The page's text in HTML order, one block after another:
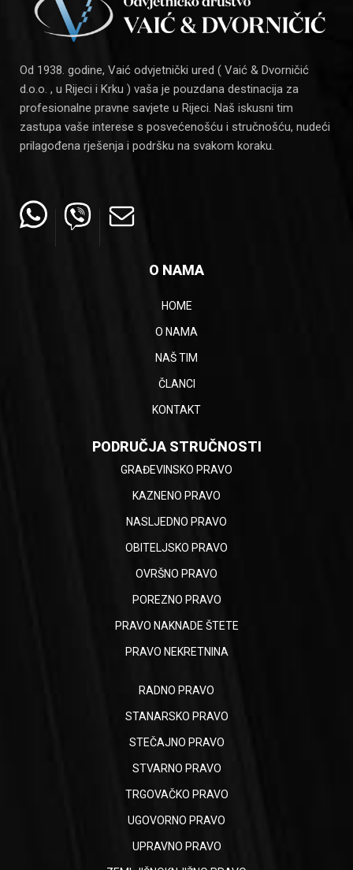
Od 1938. godine, Vaić odvjetnički ured ( Vaić & Dvorničić
d.o.o. , u Rijeci i Krku ) vaša je pouzdana destinacija za
profesionalne pravne savjete u Rijeci. Naš iskusni tim
zastupa vaše interese s posvećenošću i stručnošću, nudeći
prilagođena rješenja i podršku na svakom koraku.
O NAMA
HOME
O NAMA
NAŠ TIM
ČLANCI
KONTAKT
PODRUČJA STRUČNOSTI
GRAĐEVINSKO PRAVO
KAZNENO PRAVO
NASLJEDNO PRAVO
OBITELJSKO PRAVO
OVRŠNO PRAVO
POREZNO PRAVO
PRAVO NAKNADE ŠTETE
PRAVO NEKRETNINA
RADNO PRAVO
STANARSKO PRAVO
STEČAJNO PRAVO
STVARNO PRAVO
TRGOVAČKO PRAVO
UGOVORNO PRAVO
UPRAVNO PRAVO